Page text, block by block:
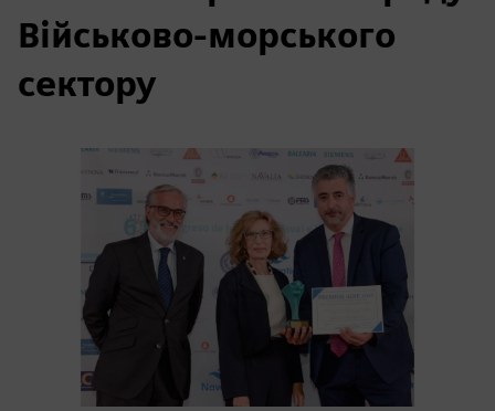
Військово-морського
сектору